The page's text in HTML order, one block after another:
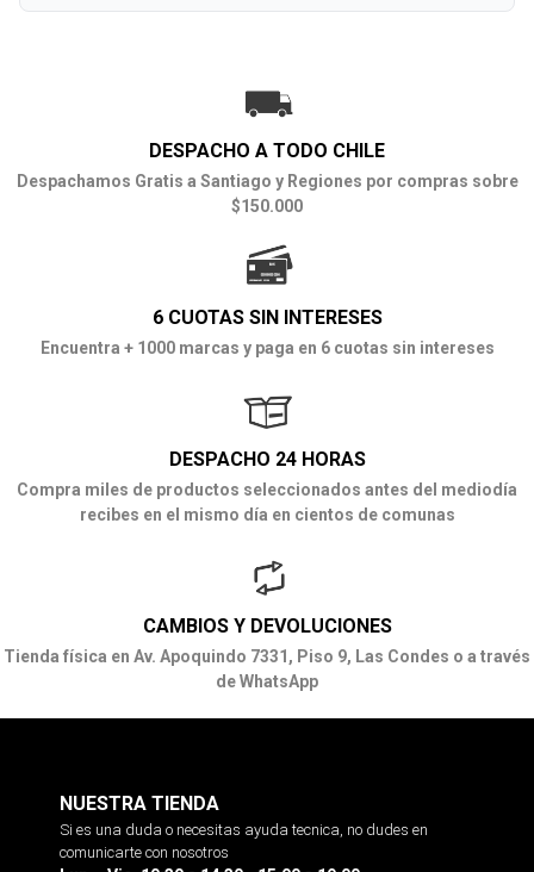
DESPACHO A TODO CHILE
Despachamos Gratis a Santiago y Regiones por compras sobre
$150.000
6 CUOTAS SIN INTERESES
Encuentra + 1000 marcas y paga en 6 cuotas sin intereses
DESPACHO 24 HORAS
Compra miles de productos seleccionados antes del mediodía
recibes en el mismo día en cientos de comunas
CAMBIOS Y DEVOLUCIONES
Tienda física en Av. Apoquindo 7331, Piso 9, Las Condes o a través
de WhatsApp
NUESTRA TIENDA
Si es una duda o necesitas ayuda tecnica, no dudes en
comunicarte con nosotros